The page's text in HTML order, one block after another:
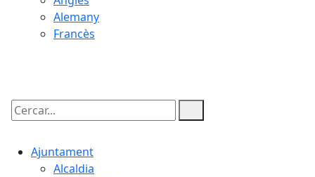
Alemany
Francès
Cercar:
Ajuntament
Alcaldia